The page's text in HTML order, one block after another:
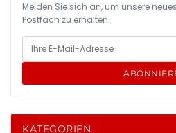
Melden Sie sich an, um unsere
Postfach zu erhalten.
KATEGORIEN